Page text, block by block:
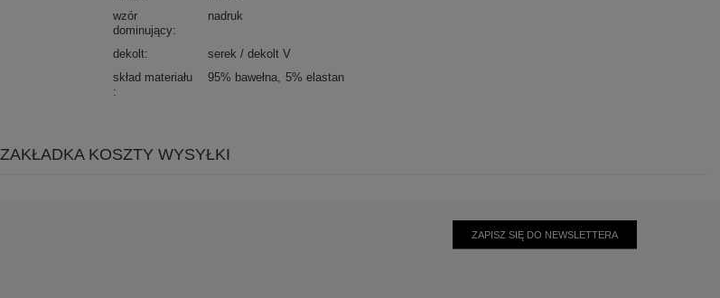
wzór
dominujący
nadruk
dekolt
serek / dekolt V
skład materiału
95% bawełna 5% elastan
ZAKŁADKA KOSZTY WYSYŁKI
ZAPISZ SIĘ DO NEWSLETTERA